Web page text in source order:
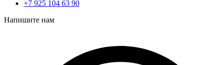
+7 925 104 63 90
Напишите нам